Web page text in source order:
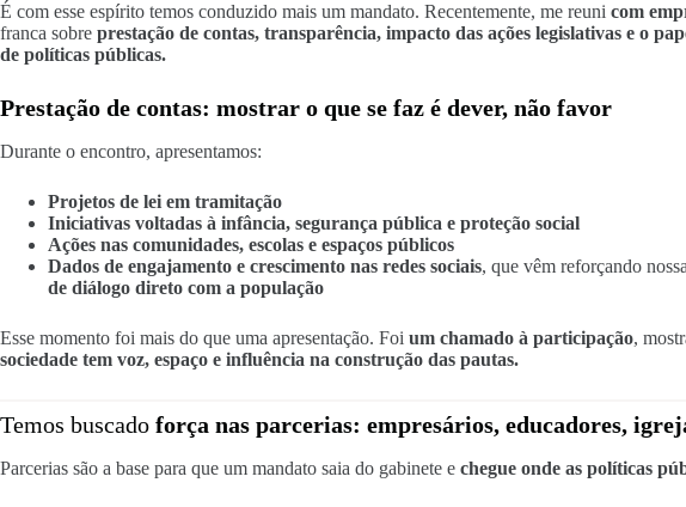
É com esse espírito temos conduzido mais um mandato. Recentemente, me reuni com
franca sobre prestação de contas, transparência, impacto das ações legislativas e o
de políticas públicas.
Prestação de contas: mostrar o que se faz é dever, não favor
Durante o encontro, apresentamos:
Projetos de lei em tramitação
Iniciativas voltadas à infância, segurança pública e proteção social
Ações nas comunidades, escolas e espaços públicos
Dados de engajamento e crescimento nas redes sociais, que vêm reforçando
de diálogo direto com a população
Esse momento foi mais do que uma apresentação. Foi um chamado à participação,
sociedade tem voz, espaço e influência na construção das pautas.
Temos buscado força nas parcerias: empresários, educadores,
Parcerias são a base para que um mandato saia do gabinete e chegue onde as políticas